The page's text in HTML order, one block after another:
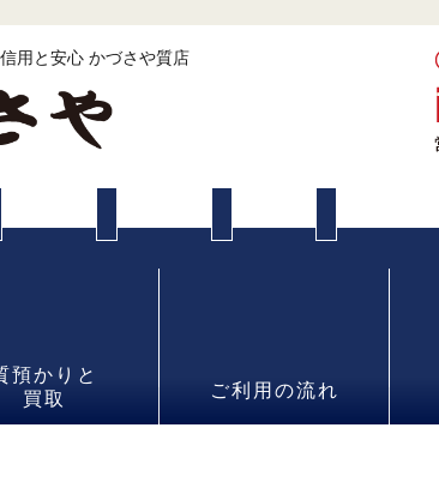
用と安心 かづさや質店
預かりと
買取
ご利用の流れ